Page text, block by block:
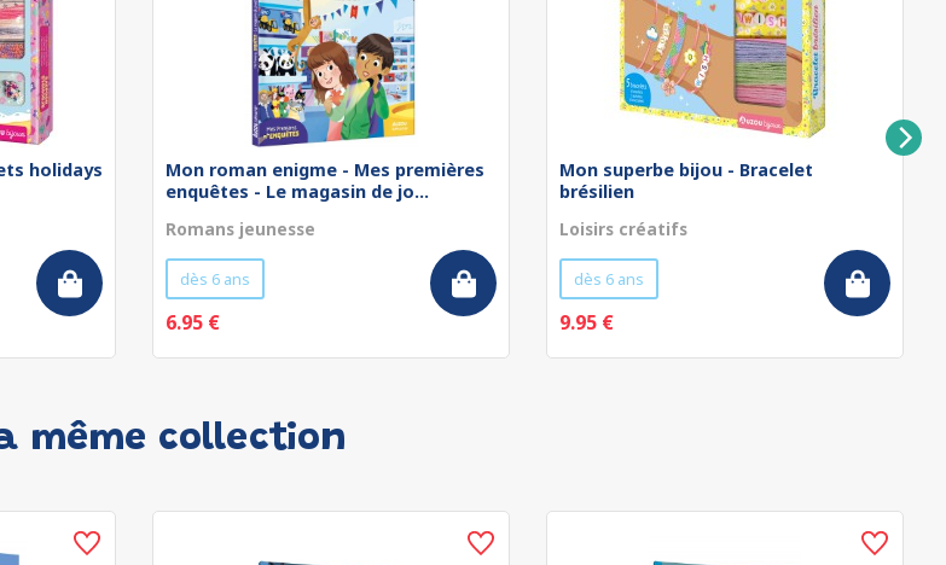
holidays
Mon roman enigme - Mes premières
enquêtes - Le magasin de jo...
Romans jeunesse
dès 6 ans
6.95 €
Mon superbe bijou - Bracelet
brésilien
Loisirs créatifs
dès 6 ans
9.95 €
même collection